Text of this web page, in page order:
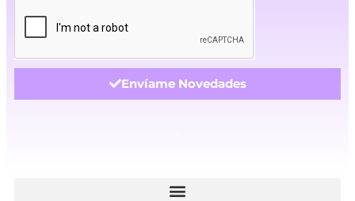
Envíame Novedades